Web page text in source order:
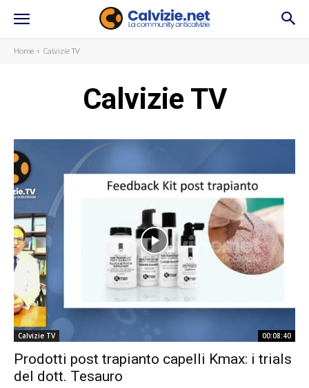
Home Calvizie TV
Calvizie TV
Calvizie TV 00:08:40
Prodotti post trapianto capelli Kmax: i trials
del dott. Tesauro